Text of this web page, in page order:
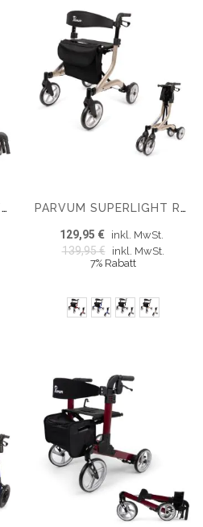
PARVUM BRAVA ROLLATOR - DREIFACH FALTBAR UND LEICHT (6,8 KG) PARVUM SUPERLIGHT ROLLATOR - ULTRA-LIGHTWEIGHT ROLLATOR (5.1 KG)
129,95 € inkl. MwSt.
139,95 €
inkl. MwSt.
7% Rabatt